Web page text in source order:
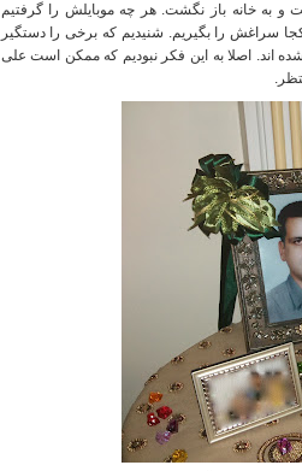
.هر چه موبایلش را گرفتیم
سراغش را بگیریم. شنیدیم که برخی را دستگیر
اند. اصلا به این فکر نبودیم که ممکن است علی
.